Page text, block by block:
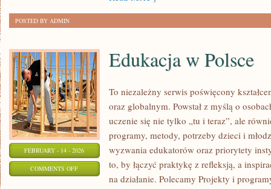
POSTED BY ADMIN
FEBRUARY - 14 - 2026
COMMENTS OFFON
Edukacja w Polsce
To niezależny serwis poświęcony
oraz globalnym. Powstał z myślą o
uczenie się nie tylko „tu i teraz”, ale
programy, metody, potrzeby dzieci i
wyzwania edukatorów oraz priorytety
to, by łączyć praktykę z refleksją, a
na działanie. Polecamy Projekty i